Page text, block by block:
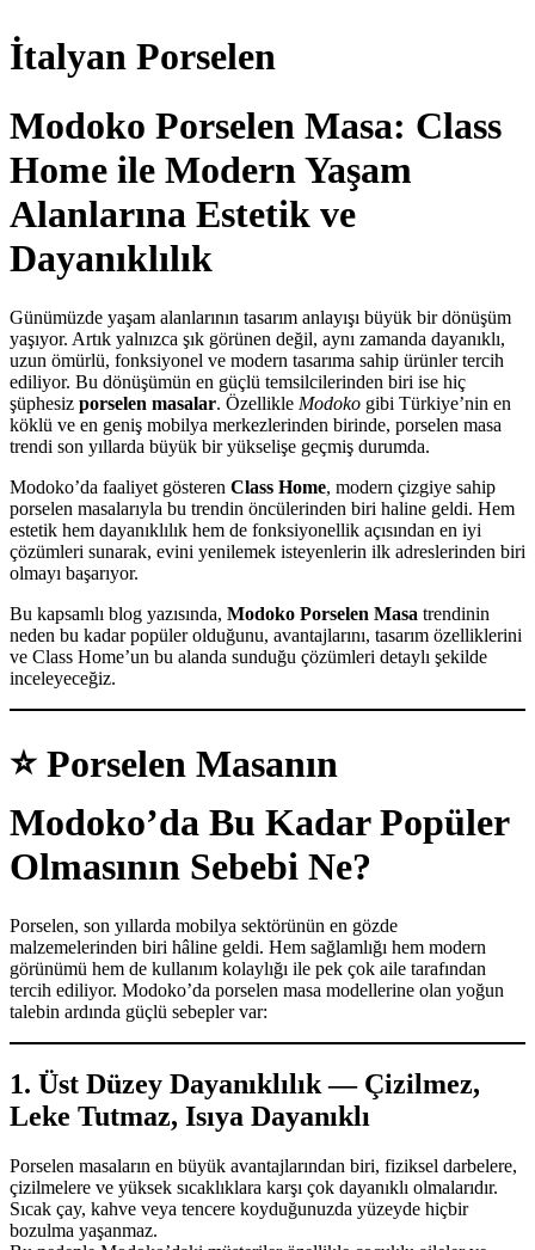
İtalyan Porselen
Modoko Porselen Masa: Class
Home ile Modern Yaşam
Alanlarına Estetik ve
Dayanıklılık
Günümüzde yaşam alanlarının tasarım anlayışı büyük bir dönüşüm
yaşıyor. Artık yalnızca şık görünen değil, aynı zamanda dayanıklı,
uzun ömürlü, fonksiyonel ve modern tasarıma sahip ürünler tercih
ediliyor. Bu dönüşümün en güçlü temsilcilerinden biri ise hiç
şüphesiz porselen masalar. Özellikle Modoko gibi Türkiye’nin en
köklü ve en geniş mobilya merkezlerinden birinde, porselen masa
trendi son yıllarda büyük bir yükselişe geçmiş durumda.
Modoko’da faaliyet gösteren Class Home, modern çizgiye sahip
porselen masalarıyla bu trendin öncülerinden biri haline geldi. Hem
estetik hem dayanıklılık hem de fonksiyonellik açısından en iyi
çözümleri sunarak, evini yenilemek isteyenlerin ilk adreslerinden biri
olmayı başarıyor.
Bu kapsamlı blog yazısında, Modoko Porselen Masa trendinin
neden bu kadar popüler olduğunu, avantajlarını, tasarım özelliklerini
ve Class Home’un bu alanda sunduğu çözümleri detaylı şekilde
inceleyeceğiz.
⭐Porselen Masanın
Modoko’da Bu Kadar Popüler
Olmasının Sebebi Ne?
Porselen, son yıllarda mobilya sektörünün en gözde
malzemelerinden biri hâline geldi. Hem sağlamlığı hem modern
görünümü hem de kullanım kolaylığı ile pek çok aile tarafından
tercih ediliyor. Modoko’da porselen masa modellerine olan yoğun
talebin ardında güçlü sebepler var:
1. Üst Düzey Dayanıklılık — Çizilmez,
Leke Tutmaz, Isıya Dayanıklı
Porselen masaların en büyük avantajlarından biri, fiziksel darbelere,
çizilmelere ve yüksek sıcaklıklara karşı çok dayanıklı olmalarıdır.
Sıcak çay, kahve veya tencere koyduğunuzda yüzeyde hiçbir
bozulma yaşanmaz.